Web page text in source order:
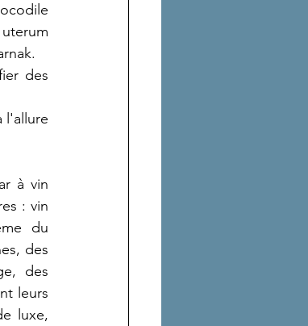
des
l'allure
à vin
: vin
du
des
des
leurs
luxe,